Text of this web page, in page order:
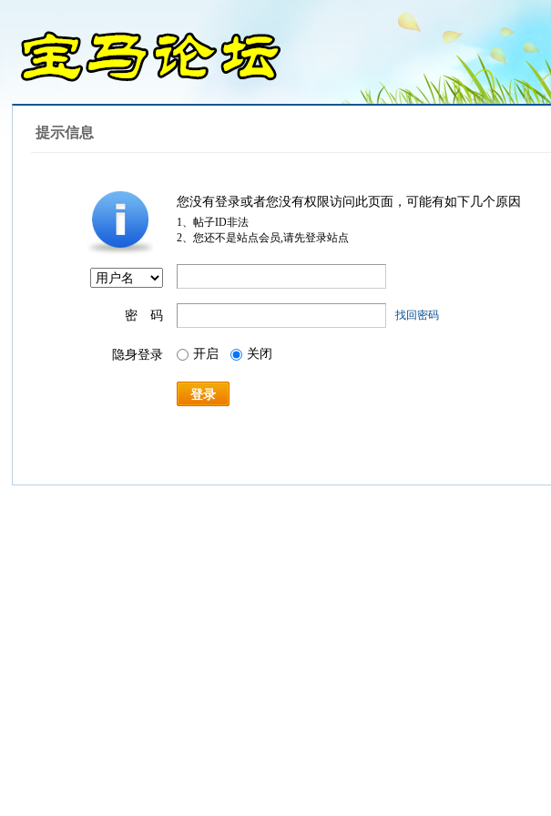
提示信息
您没有登录或者您没有权限访问此页面，可能有如下几个原因
1、帖子ID非法
2、您还不是站点会员,请先登录站点
密 码 找回密码
隐身登录 开启 关闭
登录